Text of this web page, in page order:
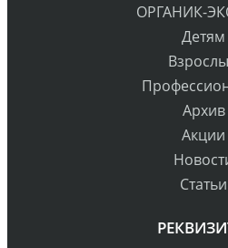
ОРГАНИК-
Детям
Архив
Акции
Статьи